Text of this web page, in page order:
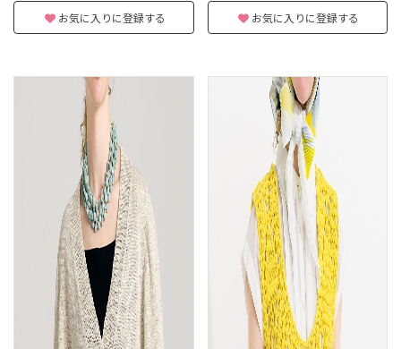
お気に入りに登録する お気に入りに登録する